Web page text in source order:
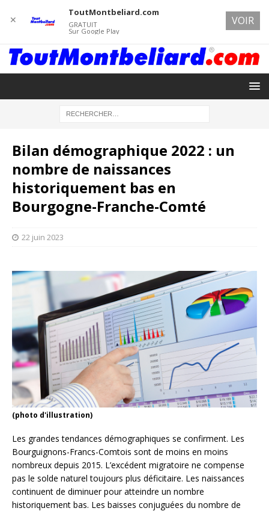
Bilan démographique 2022 : un
nombre de naissances
historiquement bas en
Bourgogne-Franche-Comté
22 juin 2023
(photo d'illustration)
Les grandes tendances démographiques se confirment. Les
Bourguignons-Francs-Comtois sont de moins en moins
nombreux depuis 2015. L’excédent migratoire ne compense
pas le solde naturel toujours plus déficitaire. Les naissances
continuent de diminuer pour atteindre un nombre
historiquement bas. Les baisses conjuguées du nombre de
✕
ToutMontbeliard.com
GRATUIT
Sur Google Play
VOIR